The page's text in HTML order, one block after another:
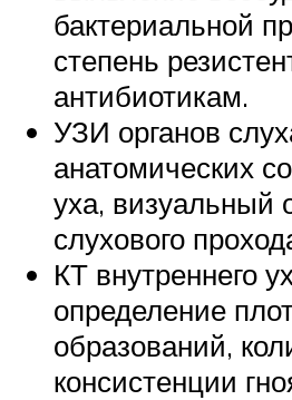
бактериальной
степень
антибиотикам.
УЗИ органов
анатомических
уха, визуальный
слухового
КТ внутреннего
определение
образований,
консистенции